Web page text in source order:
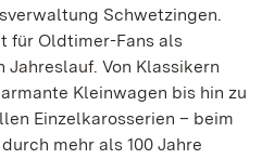
Schwetzingen.
für Oldtimer-Fans als
Von Klassikern
Kleinwagen bis hin zu
Einzelkarosserien – beim
mehr als 100 Jahre